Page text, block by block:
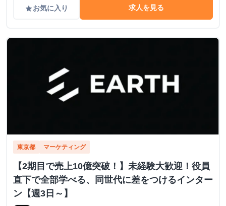
gradeお気に入り 求人を見る
東京都 マーケティング
【2期目で売上10億突破！】未経験大歓迎！役員
直下で全部学べる、同世代に差をつけるインター
ン【週3日～】